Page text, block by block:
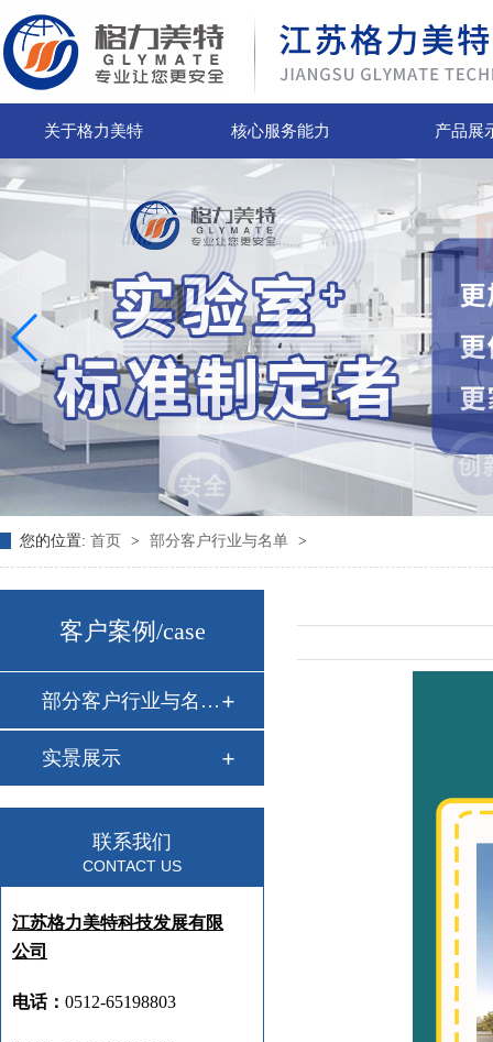
关于格力美特 核心服务能力 产品展
您的位置: 首页 > 部分客户行业与名单 >
客户案例 /case
部分客户行业与名单…
实景展示
联系我们
CONTACT US
江苏格力美特科技发展有限
公司
电话： 0512-65198803